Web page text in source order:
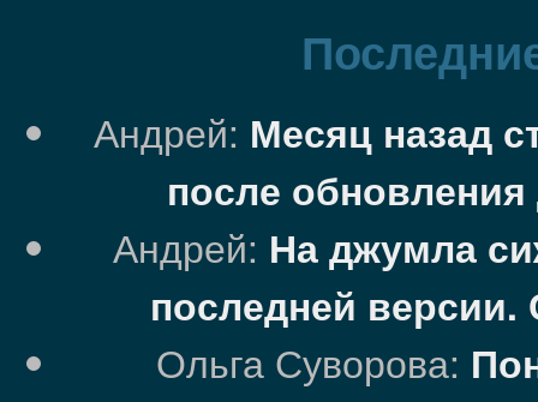
Андрей: Месяц назад
после
Андрей: На джумла
последней
Ольга Суворова: